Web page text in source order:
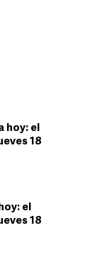
hoy: el
18
el
18